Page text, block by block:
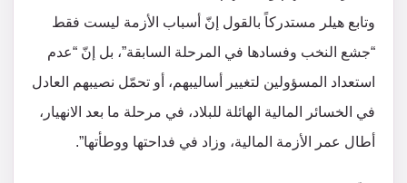
وتابع هيلر مستدركاً بالقول إنّ أسباب الأزمة ليست فقط
“جشع النخب وفسادها في المرحلة السابقة”، بل إنّ “عدم
استعداد المسؤولين لتغيير أساليبهم، أو تحمّل نصيبهم العادل
في الخسائر المالية الهائلة للبلاد، في مرحلة ما بعد الانهيار،
أطال عمر الأزمة المالية، وزاد في فداحتها ووطأتها”.